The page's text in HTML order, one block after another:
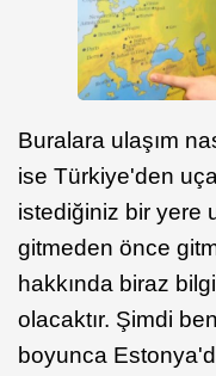
Buralara ulaşım
ise Türkiye'den
istediğiniz bir yere
gitmeden önce
hakkında biraz
olacaktır. Şimdi
boyunca